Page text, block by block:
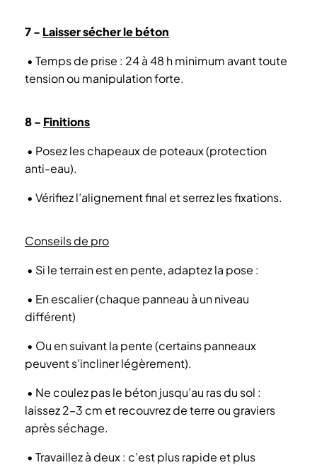
7 - Laisser sécher le béton
• Temps de prise : 24 à 48 h minimum avant toute
tension ou manipulation forte.
8 - Finitions
• Posez les chapeaux de poteaux (protection
anti-eau).
• Vérifiez l’alignement final et serrez les fixations.
Conseils de pro
• Si le terrain est en pente, adaptez la pose :
• En escalier (chaque panneau à un niveau
différent)
• Ou en suivant la pente (certains panneaux
peuvent s’incliner légèrement).
• Ne coulez pas le béton jusqu’au ras du sol :
laissez 2–3 cm et recouvrez de terre ou graviers
après séchage.
• Travaillez à deux : c’est plus rapide et plus